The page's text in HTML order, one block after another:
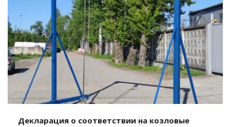
Декларация о соответствии на козловые